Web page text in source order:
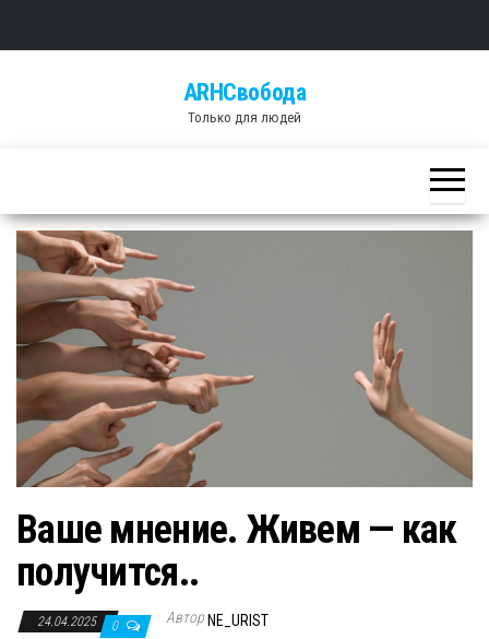
ARHСвобода
Только для людей
Ваше мнение. Живем — как
получится..
24.04.2025 0 Автор NE_URIST